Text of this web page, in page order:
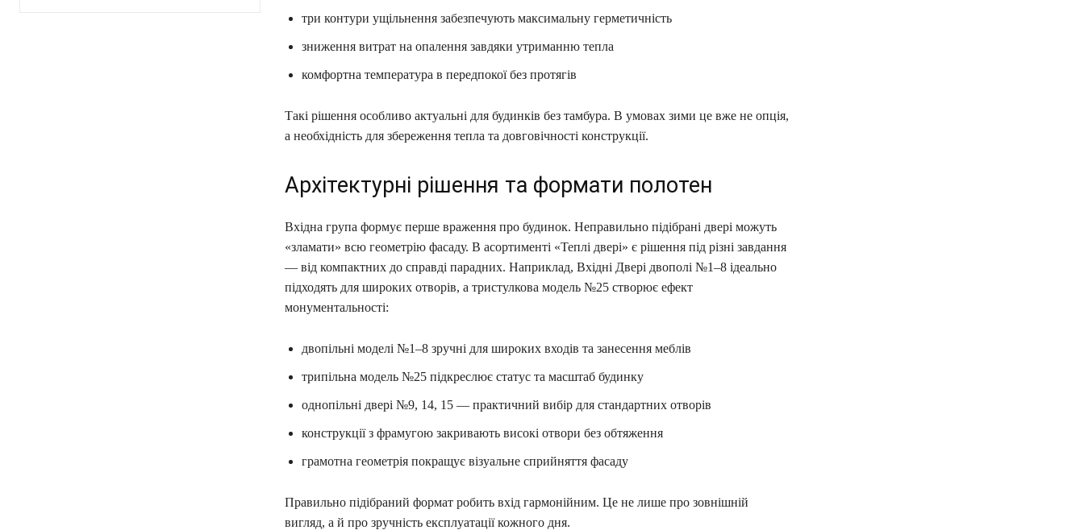
три контури ущільнення забезпечують максимальну герметичність
зниження витрат на опалення завдяки утриманню тепла
комфортна температура в передпокої без протягів
Такі рішення особливо актуальні для будинків без тамбура. В умовах зими це вже не опція,
а необхідність для збереження тепла та довговічності конструкції.
Архітектурні рішення та формати полотен
Вхідна група формує перше враження про будинок. Неправильно підібрані двері можуть
«зламати» всю геометрію фасаду. В асортименті «Теплі двері» є рішення під різні завдання
— від компактних до справді парадних. Наприклад, Вхідні Двері двополі №1–8 ідеально
підходять для широких отворів, а тристулкова модель №25 створює ефект
монументальності:
двопільні моделі №1–8 зручні для широких входів та занесення меблів
трипільна модель №25 підкреслює статус та масштаб будинку
однопільні двері №9, 14, 15 — практичний вибір для стандартних отворів
конструкції з фрамугою закривають високі отвори без обтяження
грамотна геометрія покращує візуальне сприйняття фасаду
Правильно підібраний формат робить вхід гармонійним. Це не лише про зовнішній
вигляд, а й про зручність експлуатації кожного дня.